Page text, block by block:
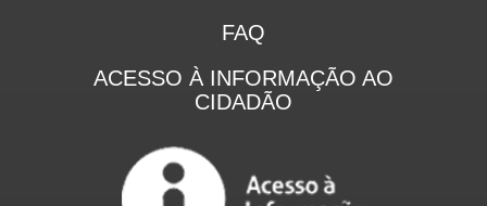
FAQ
ACESSO À INFORMAÇÃO AO
CIDADÃO